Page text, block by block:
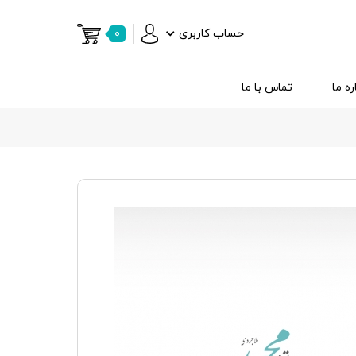
حساب کاربری ۰
ما تماس با ما